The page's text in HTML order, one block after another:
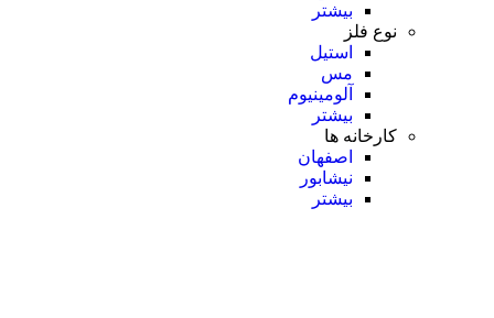
بیشتر
نوع فلز
استیل
مس
آلومینیوم
بیشتر
کارخانه ها
اصفهان
نیشابور
بیشتر